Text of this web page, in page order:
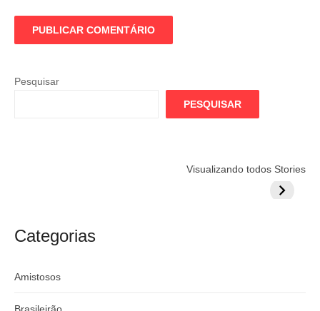
Pesquisar
PESQUISAR
Visualizando todos Stories
argentino
Globo quer
Lesão
do
Categorias
Amistosos